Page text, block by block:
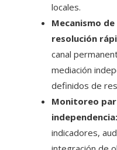
locales.
Mecanismo
resolución
canal
mediación
definidos de
Monitoreo
independencia:
indicadores,